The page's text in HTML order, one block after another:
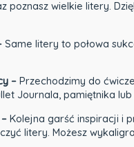
poznasz wielkie litery.
Same litery to połowa
– Przechodzimy do
Journala, pamiętnika
Kolejna garść inspiracji i
litery. Możesz